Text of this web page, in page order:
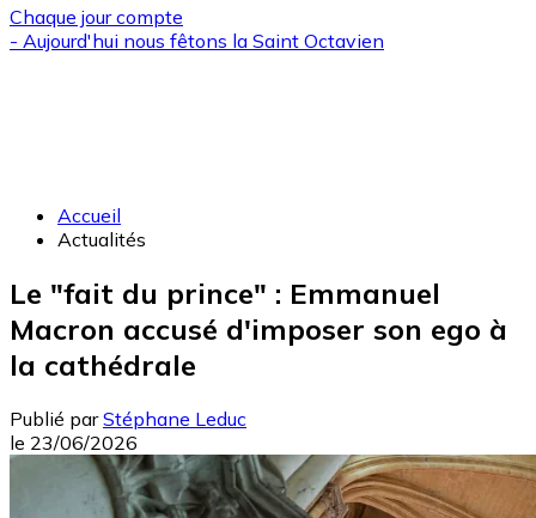
Chaque jour compte
- Aujourd'hui nous fêtons la Saint Octavien
Accueil
Actualités
Le "fait du prince" : Emmanuel
Macron accusé d'imposer son ego à
la cathédrale
Publié par Stéphane Leduc
le 23/06/2026